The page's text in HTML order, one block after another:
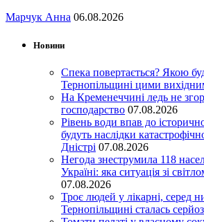
Марчук Анна 06.08.2026
Новини
Спека повертається? Якою
Тернопільщині цими
На Кременеччині ледь не
господарство 07.08.2026
Рівень води впав до
будуть наслідки
Дністрі 07.08.2026
Негода знеструмила 118
Україні: яка ситуація зі
07.08.2026
Троє людей у лікарні, серед
Тернопільщині сталась